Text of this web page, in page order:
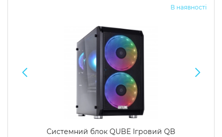
В наявності
Системний блок QUBE Ігровий QB